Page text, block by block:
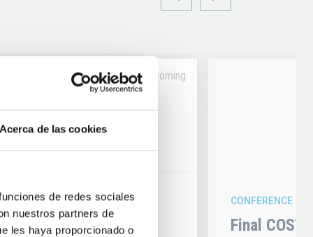
Acerca de las cookies
de redes sociales
nuestros partners de
les haya proporcionado o
14
Upcoming
2026
CONFERENCE
Final